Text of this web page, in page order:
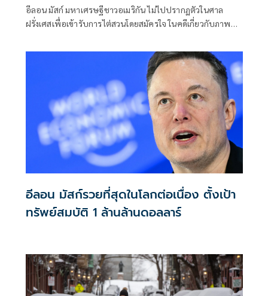
อีลอน มัสก์ มหาเศรษฐีชาวอเมริกัน ไม่ไปปรากฏตัวในศาล
ฝรั่งเศสเพื่อเข้ารับการไต่สวนโดยสมัครใจ ในคดีเกี่ยวกับภาพ
แล้วก็ตาม
อีลอน มัสก์รวยที่สุดในโลกต่อเนื่อง ตั้งเป้า
ทรัพย์สมบัติ 1 ล้านล้านดอลลาร์